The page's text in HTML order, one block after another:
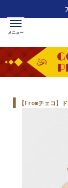
【Fromチェコ】